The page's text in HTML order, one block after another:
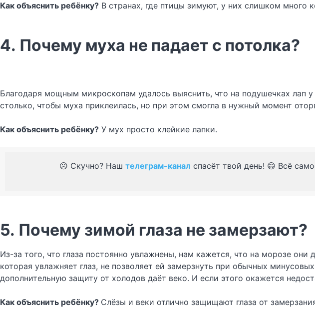
Как объяснить ребёнку? В странах, где птицы зимуют, у них слишком много
4. Почему муха не падает с потолка?
Благодаря мощным микроскопам удалось выяснить, что на подушечках лап
столько, чтобы муха приклеилась, но при этом смогла в нужный момент
Как объяснить ребёнку? У мух просто клейкие лапки.
☹️ Скучно? Наш телеграм-канал спасёт твой день! 😄 Всё
5. Почему зимой глаза не замерзают?
Из-за того, что глаза постоянно увлажнены, нам кажется, что на морозе
которая увлажняет глаз, не позволяет ей замерзнуть при обычных
дополнительную защиту от холодов даёт веко. И если этого окажется
Как объяснить ребёнку? Слёзы и веки отлично защищают глаза от